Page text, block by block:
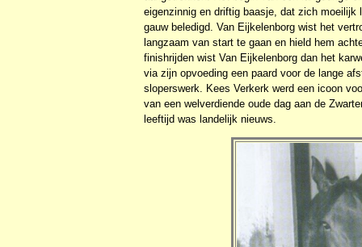
eigenzinnig en driftig baasje, dat zich
gauw beledigd. Van Eijkelenborg wist het
langzaam van start te gaan en hield hem
finishrijden wist Van Eijkelenborg dan het
via zijn opvoeding een paard voor de lange
sloperswerk. Kees Verkerk werd een icoon
van een welverdiende oude dag aan de
leeftijd was landelijk nieuws.